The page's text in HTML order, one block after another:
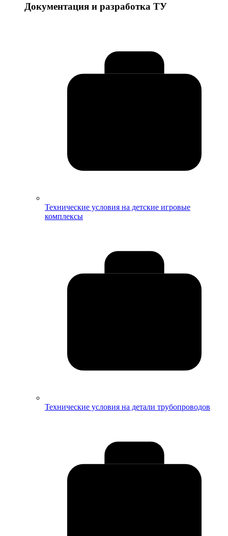
Документация и разработка ТУ
Технические условия на детские игровые
комплексы
Технические условия на детали трубопроводов